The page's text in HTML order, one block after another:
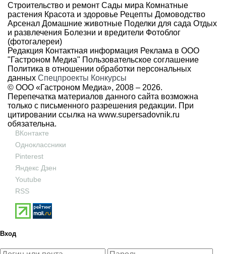
Строительство и ремонт Сады мира Комнатные
растения Красота и здоровье Рецепты Домоводство
Арсенал Домашние животные Поделки для сада Отдых
и развлечения Болезни и вредители Фотоблог
(фотогалереи)
Редакция Контактная информация Реклама в ООО
"Гастроном Медиа" Пользовательское соглашение
Политика в отношении обработки персональных
данных Спецпроекты Конкурсы
© ООО «Гастроном Медиа», 2008 – 2026.
Перепечатка материалов данного сайта возможна
только с письменного разрешения редакции. При
цитировании ссылка на www.supersadovnik.ru
обязательна.
ВКонтакте
Одноклассники
Pinterest
Яндекс Дзен
Youtube
RSS
Вход